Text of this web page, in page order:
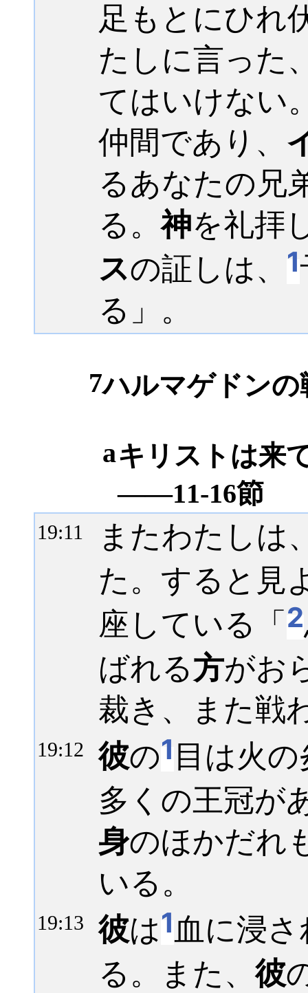
足もとにひれ
たしに言った
てはいけない
仲間であり、
るあなたの兄
る。神を礼拝
スの証しは、 1
る」。
7ハルマゲドン
aキリストは来
――11-16節
19:11
またわたしは
た。すると見
座している「 2
ばれる方がお
裁き、また戦
19:12 彼の1 目は火
多くの王冠が
身のほかだれ
いる。
19:13 彼は1 血に浸
る。また、彼